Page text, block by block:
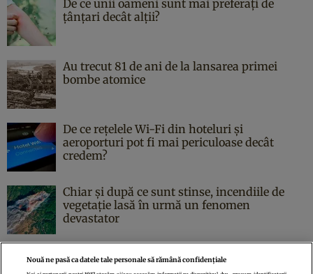
De ce unii oameni sunt mai preferați de
țânțari decât alții?
Au trecut 81 de ani de la lansarea primei
bombe atomice
De ce rețelele Wi-Fi din hoteluri și
aeroporturi pot fi mai periculoase decât
credem?
Chiar și după ce sunt stinse, incendiile de
vegetație lasă în urmă un fenomen
devastator
Nouă ne pasă ca datele tale personale să rămână confidențiale